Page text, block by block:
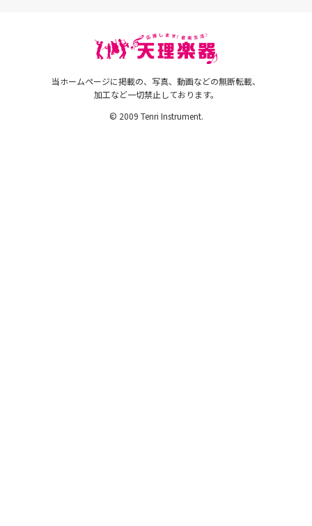
当ホームページに掲載の、写真、動画などの無断転載、
加工など一切禁止しております。
© 2009 Tenri Instrument.